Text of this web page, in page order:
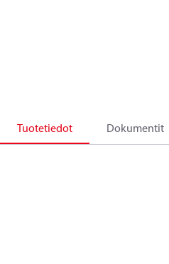
Tuotetiedot Dokumentit